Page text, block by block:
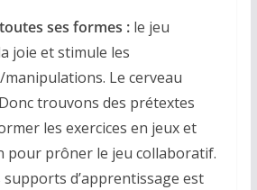
ses formes :le jeu
joie et stimule les
Le cerveau
trouvons des prétextes
les exercices en jeux et
pour prôner le jeu collaboratif.
supports d’apprentissage est